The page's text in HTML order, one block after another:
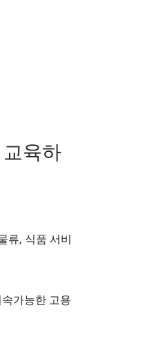
육하
, 식품 서비
가능한 고용